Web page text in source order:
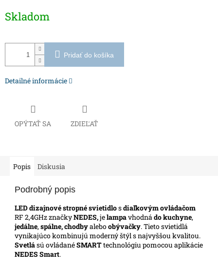
cena:
Skladom
Pridať do košíka
Detailné informácie
OPÝTAŤ SA ZDIEĽAŤ
Popis Diskusia
Podrobný popis
LED dizajnové stropné svietidlosdiaľkovým ovládačom
RF 2,4GHz značkyNEDES,jelampavhodnádo kuchyne,
jedálne,spálne, chodbyaleboobývačky. Tieto svietidlá
vynikajúco kombinujú moderný štýl s najvyššou kvalitou.
Svetlású ovládanéSMARTtechnológiu pomocou aplikácie
NEDES Smart.